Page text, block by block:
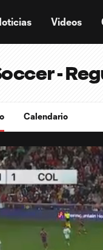
Videos
-
Calendario